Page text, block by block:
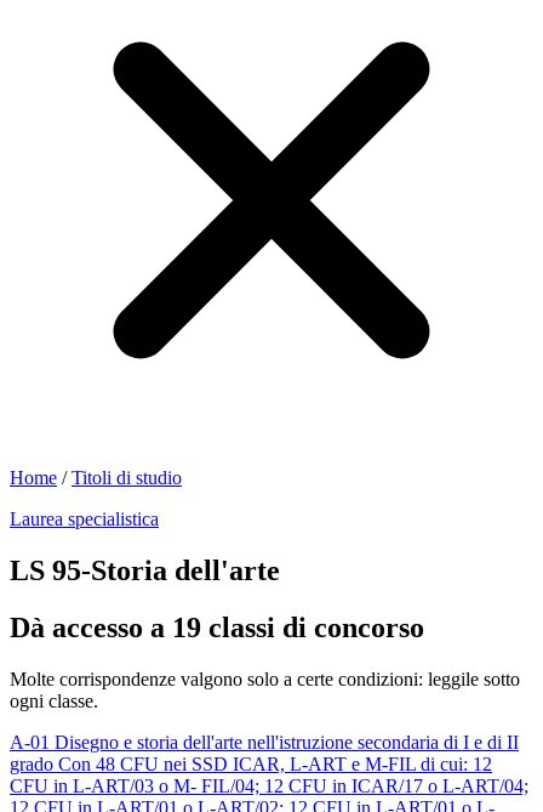
Home /Titoli di studio
Laurea specialistica
LS 95-Storia dell'arte
Dà accesso a 19 classi di concorso
Molte corrispondenze valgono solo a certe condizioni: leggile sotto
ogni classe.
A-01 Disegno e storia dell'arte nell'istruzione secondaria di I e di II
grado Con 48 CFU nei SSD ICAR, L-ART e M-FIL di cui: 12
CFU in L-ART/03 o M- FIL/04; 12 CFU in ICAR/17 o L-ART/04;
12 CFU in L-ART/01 o L-ART/02; 12 CFU in L-ART/01 o L-